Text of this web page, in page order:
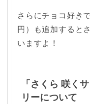
さらにチョコ好き
円）も追加すると
いますよ！
「さくら 咲く
リーについて